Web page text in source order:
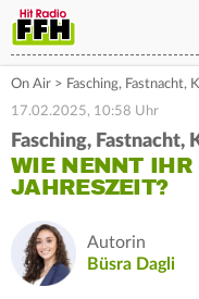
On Air > Fasching, Fastnacht,
17.02.2025, 10:58 Uhr
Fasching, Fastnacht,
WIE NENNT IHR
JAHRESZEIT?
Autorin
Büsra Dagli